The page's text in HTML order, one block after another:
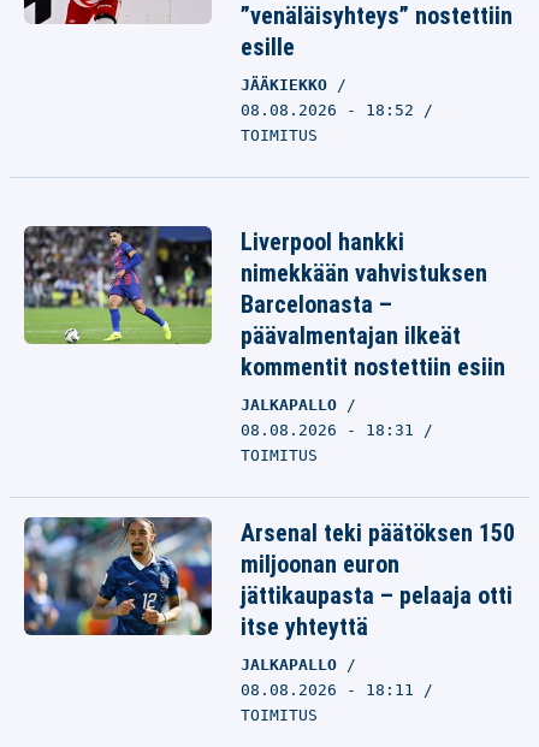
”venäläisyhteys” nostettiin
esille
JÄÄKIEKKO
08.08.2026 - 18:52
TOIMITUS
Liverpool hankki
nimekkään vahvistuksen
Barcelonasta –
päävalmentajan ilkeät
kommentit nostettiin esiin
JALKAPALLO
08.08.2026 - 18:31
TOIMITUS
Arsenal teki päätöksen 150
miljoonan euron
jättikaupasta – pelaaja otti
itse yhteyttä
JALKAPALLO
08.08.2026 - 18:11
TOIMITUS